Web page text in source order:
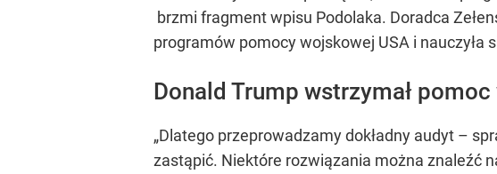
brzmi fragment wpisu Podolaka. Doradca
programów pomocy wojskowej USA i nauczyła
Donald Trump wstrzymał
„Dlatego przeprowadzamy dokładny audyt –
zastąpić. Niektóre rozwiązania można znaleźć